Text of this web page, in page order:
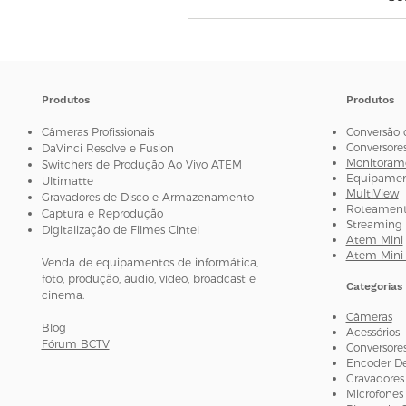
Produtos
Câmeras Profissionais
DaVinci Resolve e Fusion
Switchers de Produção Ao Vivo ATEM
Ultimatte
Gravadores de Disco e Armazenamento
Captura e Reprodução
Digitalização de Filmes Cintel
Venda de equipamentos de informática,
foto, produção, áudio, vídeo, broadcast e
cinema.
Blog
Fórum BCTV
Produtos
Conversão
MultiView
Streaming
Atem Mini
Atem Mini
Categorias
Câmeras
Acessórios
Encoder
Gravadores
Microfones